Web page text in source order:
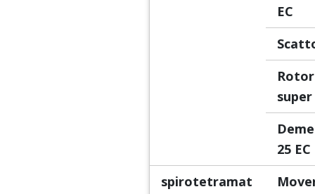
EC
Rotor
super
25 EC
spirotetramat